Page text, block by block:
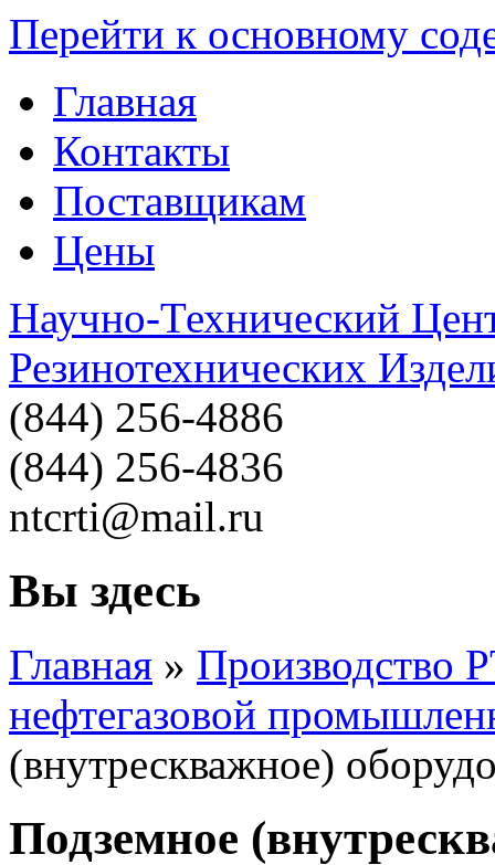
Перейти к основному
Главная
Контакты
Поставщикам
Цены
Научно-Технический
Резинотехнических
(844) 256-4886
(844) 256-4836
ntcrti@mail.ru
Вы здесь
Главная » Производство
нефтегазовой
(внутрескважное)
Подземное